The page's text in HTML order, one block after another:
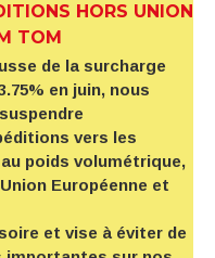
HORS UNION
TOM
de la surcharge
en juin, nous
vers les
poids volumétrique,
Européenne et
et vise à éviter de